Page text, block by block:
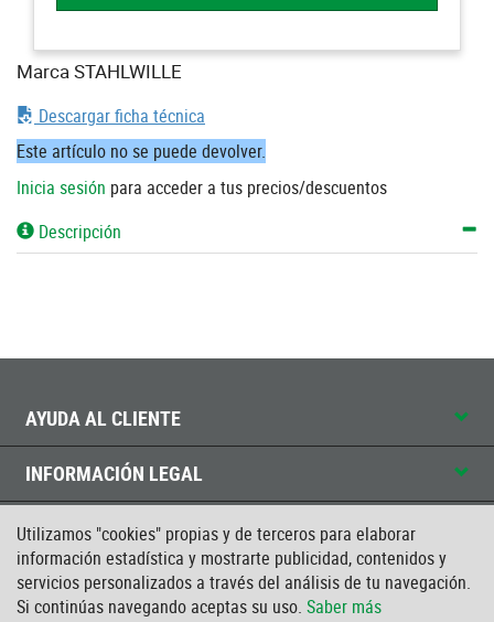
Utilizamos "cookies" propias y de terceros para elaborar
información estadística y mostrarte publicidad, contenidos y
servicios personalizados a través del análisis de tu navegación.
Si continúas navegando aceptas su uso. Saber más
Marca STAHLWILLE
Descargar ficha técnica
Este artículo no se puede devolver.
Inicia sesión para acceder a tus precios/descuentos
Descripción
AYUDA AL CLIENTE
INFORMACIÓN LEGAL
CONTACTO
CERTIFICADO ISO